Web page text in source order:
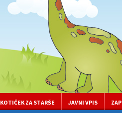
KOTIČEK ZA STARŠE JAVNI VPIS